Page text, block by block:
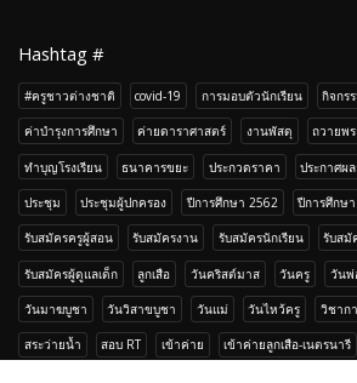
Hashtag #
#ครูชาวต่างชาติ covid-19 การมอบตัวนักเรียน กิจกร
ค่าบำรุงการศึกษา ค่ายดาราศาสตร์ งานพัสดุ ถวายพ
ทำบุญโรงเรียน ธนาคารขยะ ประกวดราคา ประกาศผ
ประชุม ประชุมผู้ปกครอง ปีการศึกษา 2562 ปีการศึกษ
รับสมัครครูผู้สอน รับสมัครงาน รับสมัครนักเรียน รับส
รับสมัครผู้ดูแลเด็ก ลูกเสือ วันคริสต์มาส วันครู วันพ่
วันมาฆบูชา วันวิสาขบูชา วันแม่ วันไหว้ครู วิชาการ